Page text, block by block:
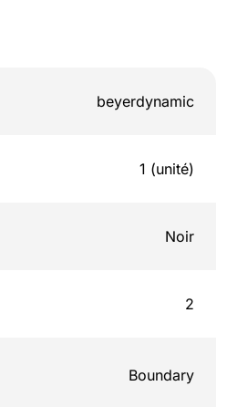
beyerdynamic
1 (unité)
Noir
2
Boundary